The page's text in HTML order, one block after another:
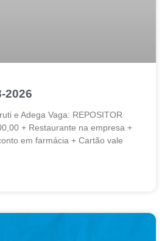
2026
e Adega Vaga: REPOSITOR
+ Restaurante na empresa +
em farmácia + Cartão vale